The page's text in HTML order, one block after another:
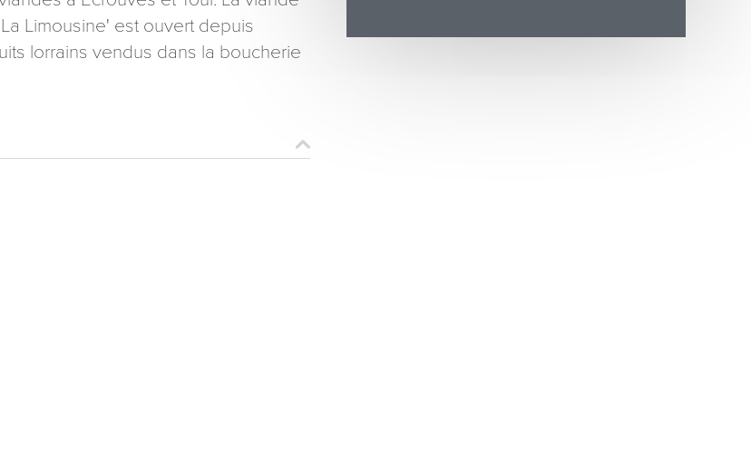
Limousine' est ouvert depuis
lorrains vendus dans la boucherie
Baudot CO 90019 54035 NANCY cedex